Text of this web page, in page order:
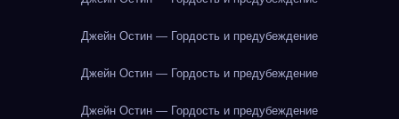
Джейн Остин — Гордость и предубеждение
Джейн Остин — Гордость и предубеждение
Джейн Остин — Гордость и предубеждение